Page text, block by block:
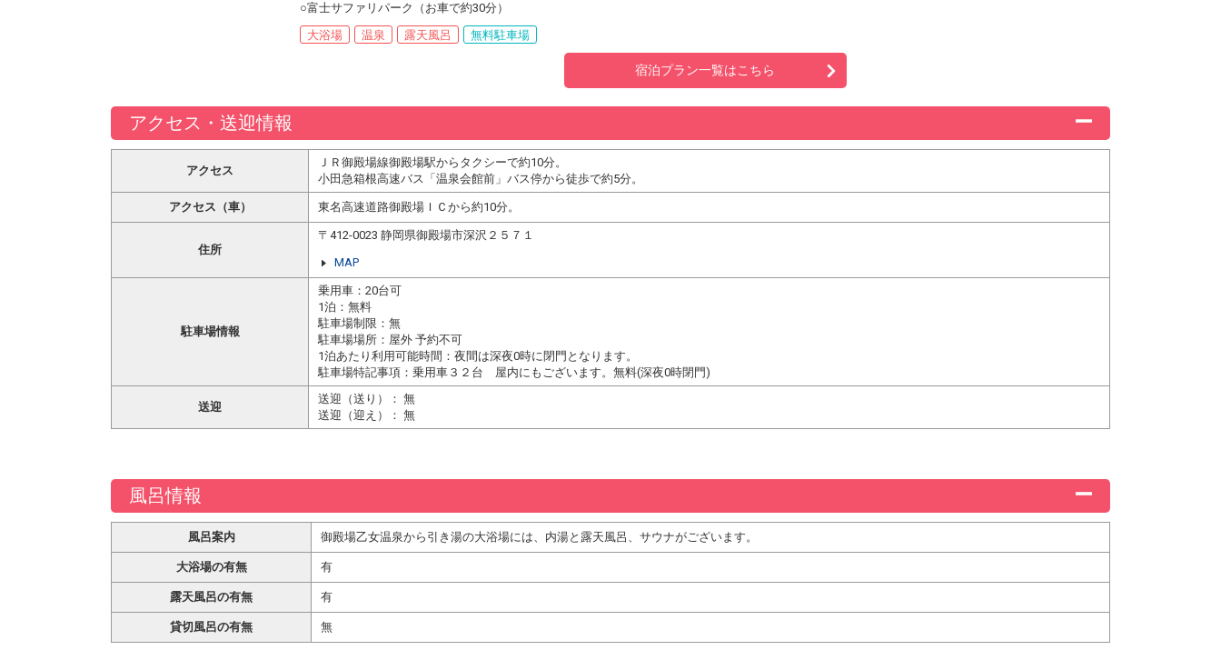
○富士サファリパーク（お車で約30分）
大浴場
温泉 露天風呂 無料駐車場
宿泊プラン一覧はこちら
アクセス・送迎情報
アクセス
ＪＲ御殿場線御殿場駅からタクシーで約10分。
小田急箱根高速バス「温泉会館前」バス停から徒歩で約5分。
アクセス（車） 東名高速道路御殿場ＩＣから約10分。
住所
〒412-0023 静岡県御殿場市深沢２５７１
MAP
駐車場情報
乗用車：20台可
1泊：無料
駐車場制限：無
駐車場場所：屋外 予約不可
1泊あたり利用可能時間：夜間は深夜0時に閉門となります。
駐車場特記事項：乗用車３２台 屋内にもございます。無料(深夜0時閉門)
送迎
送迎（送り）： 無
送迎（迎え）： 無
風呂情報
風呂案内 御殿場乙女温泉から引き湯の大浴場には、内湯と露天風呂、サウナがございます。
大浴場の有無 有
露天風呂の有無 有
貸切風呂の有無 無